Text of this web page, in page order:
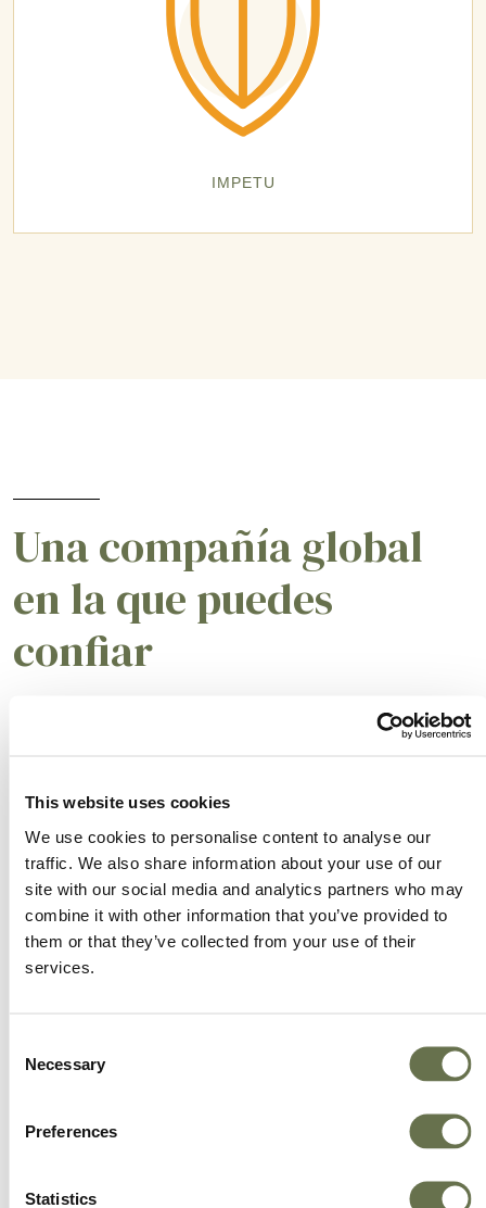
This website uses cookies
We use cookies to personalise content to analyse our
traffic. We also share information about your use of our
site with our social media and analytics partners who may
combine it with other information that you’ve provided to
them or that they’ve collected from your use of their
services.
Selection
Necessary
Preferences
Statistics
IMPETU
Una compañía global
en la que puedes
confiar
Un aliado para tener prácticas comerciales más
para que alcancen niveles más altos de éxito.
gran servicio.